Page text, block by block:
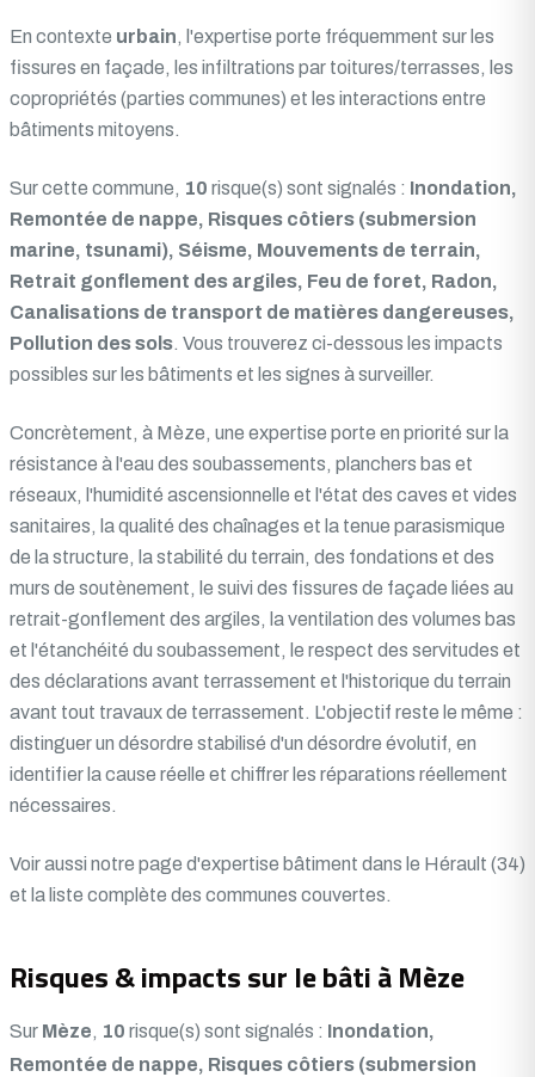
En contexte urbain, l'expertise porte fréquemment sur les
fissures en façade, les infiltrations par toitures/terrasses, les
copropriétés (parties communes) et les interactions entre
bâtiments mitoyens.
Sur cette commune, 10 risque(s) sont signalés : Inondation,
Remontée de nappe, Risques côtiers (submersion
marine, tsunami), Séisme, Mouvements de terrain,
Retrait gonflement des argiles, Feu de foret, Radon,
Canalisations de transport de matières dangereuses,
Pollution des sols. Vous trouverez ci-dessous les impacts
possibles sur les bâtiments et les signes à surveiller.
Concrètement, à Mèze, une expertise porte en priorité sur la
résistance à l'eau des soubassements, planchers bas et
réseaux, l'humidité ascensionnelle et l'état des caves et vides
sanitaires, la qualité des chaînages et la tenue parasismique
de la structure, la stabilité du terrain, des fondations et des
murs de soutènement, le suivi des fissures de façade liées au
retrait-gonflement des argiles, la ventilation des volumes bas
et l'étanchéité du soubassement, le respect des servitudes et
des déclarations avant terrassement et l'historique du terrain
avant tout travaux de terrassement. L'objectif reste le même :
distinguer un désordre stabilisé d'un désordre évolutif, en
identifier la cause réelle et chiffrer les réparations réellement
nécessaires.
Voir aussi notre page d'expertise bâtiment dans le Hérault (34)
et la liste complète des communes couvertes.
Risques & impacts sur le bâti à Mèze
Sur Mèze, 10 risque(s) sont signalés : Inondation,
Remontée de nappe, Risques côtiers (submersion